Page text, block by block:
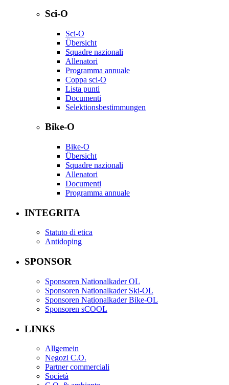
Sci-O
Sci-O
Übersicht
Squadre nazionali
Allenatori
Programma annuale
Coppa sci-O
Lista punti
Documenti
Selektionsbestimmungen
Bike-O
Bike-O
Übersicht
Squadre nazionali
Allenatori
Documenti
Programma annuale
INTEGRITA
Statuto di etica
Antidoping
SPONSOR
Sponsoren Nationalkader OL
Sponsoren Nationalkader Ski-OL
Sponsoren Nationalkader Bike-OL
Sponsoren sCOOL
LINKS
Allgemein
Negozi C.O.
Partner commerciali
Società